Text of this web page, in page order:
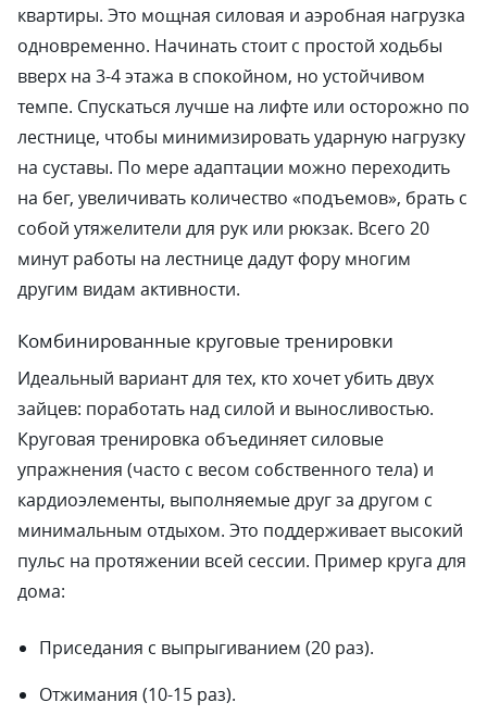
квартиры. Это мощная силовая и аэробная нагрузка
одновременно. Начинать стоит с простой ходьбы
вверх на 3-4 этажа в спокойном, но устойчивом
темпе. Спускаться лучше на лифте или осторожно по
лестнице, чтобы минимизировать ударную нагрузку
на суставы. По мере адаптации можно переходить
на бег, увеличивать количество «подъемов», брать с
собой утяжелители для рук или рюкзак. Всего 20
минут работы на лестнице дадут фору многим
другим видам активности.
Комбинированные круговые тренировки
Идеальный вариант для тех, кто хочет убить двух
зайцев: поработать над силой и выносливостью.
Круговая тренировка объединяет силовые
упражнения (часто с весом собственного тела) и
кардиоэлементы, выполняемые друг за другом с
минимальным отдыхом. Это поддерживает высокий
пульс на протяжении всей сессии. Пример круга для
дома:
Приседания с выпрыгиванием (20 раз).
Отжимания (10-15 раз).